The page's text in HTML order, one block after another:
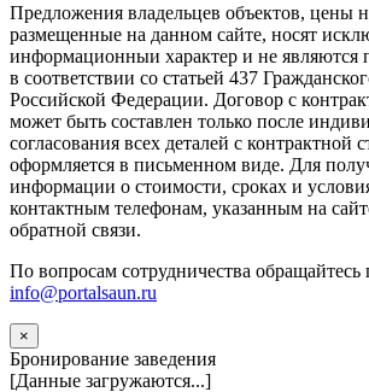
Предложения владельцев объектов, цены
размещенные на данном сайте, носят
информационныи характер и не являются
в соответствии со статьей 437
Российской Федерации. Договор с
может быть составлен только после
согласования всех деталей с контрактной
оформляется в письменном виде. Для
информации о стоимости, сроках и
контактным телефонам, указанным на
обратной связи.
По вопросам сотрудничества обращайтесь
info@portalsaun.ru
×
Бронирование заведения
[Данные загружаются...]